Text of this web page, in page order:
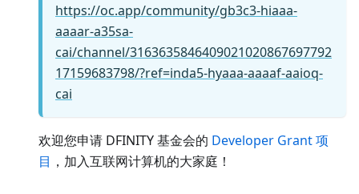
https://oc.app/community/gb3c3-hiaaa-
aaaar-a35sa-
cai/channel/3163635846409021020867697792
17159683798/?ref=inda5-hyaaa-aaaaf-aaioq-
cai
欢迎您申请 DFINITY 基金会的 Developer Grant 项
目 ，加入互联网计算机的大家庭！